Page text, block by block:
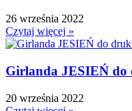
Dzień Kolorowej Skarpetki
Dzień Kota
Dzień Kubusia Puchatka
Dzień Mamy i Taty
26 września 2022
Czytaj więcej »
Girlanda JESIEŃ do
20 września 2022